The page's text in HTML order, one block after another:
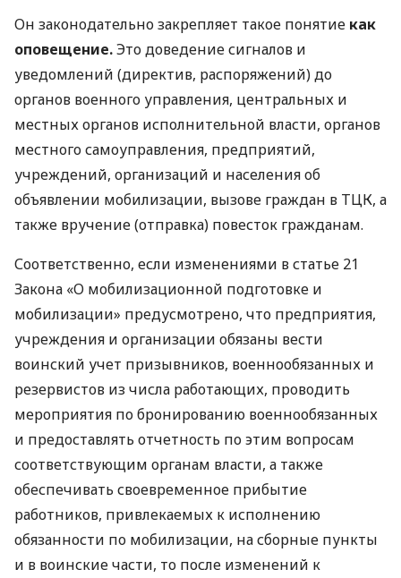
Он законодательно закрепляет такое понятие как
оповещение.Это доведение сигналов и
уведомлений (директив, распоряжений) до
органов военного управления, центральных и
местных органов исполнительной власти, органов
местного самоуправления, предприятий,
учреждений, организаций и населения об
объявлении мобилизации, вызове граждан в ТЦК, а
также вручение (отправка) повесток гражданам.
Соответственно, если изменениями в статье 21
Закона «О мобилизационной подготовке и
мобилизации» предусмотрено, что предприятия,
учреждения и организации обязаны вести
воинский учет призывников, военнообязанных и
резервистов из числа работающих, проводить
мероприятия по бронированию военнообязанных
и предоставлять отчетность по этим вопросам
соответствующим органам власти, а также
обеспечивать своевременное прибытие
работников, привлекаемых к исполнению
обязанности по мобилизации, на сборные пункты
и в воинские части, то после изменений к